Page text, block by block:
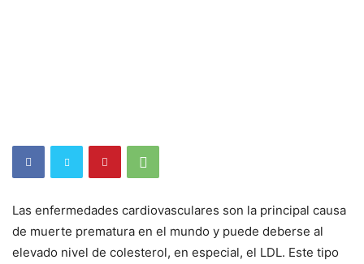
Las enfermedades cardiovasculares son la principal causa
de muerte prematura en el mundo y puede deberse al
elevado nivel de colesterol, en especial, el LDL. Este tipo